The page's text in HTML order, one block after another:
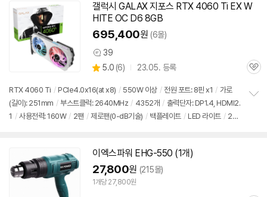
갤럭시 GALAX 지포스 RTX 4060 Ti EX W
HITE OC D6 8GB
695,400원 (6몰)
상
품
견
39
별
점
5.0 (상
리
뷰
6) 23.05. 등록
관
RTX 4060 Ti / PCIe4.0x16(at x8) / 550W 이상 / 전원 포트: 8핀 x1 / 가로
(길이): 251mm / 부스트클럭: 2640MHz / 4352개 / 출력단자: DP1.4, HDMI2.
1 / 사용전력: 160W / 2팬 / 제로팬(0-dB기술) / 백플레이트 / LED 라이트 / 25
이엑스파워 EHG-550 (1개)
27,800원 (215몰)
1개당 27,800원